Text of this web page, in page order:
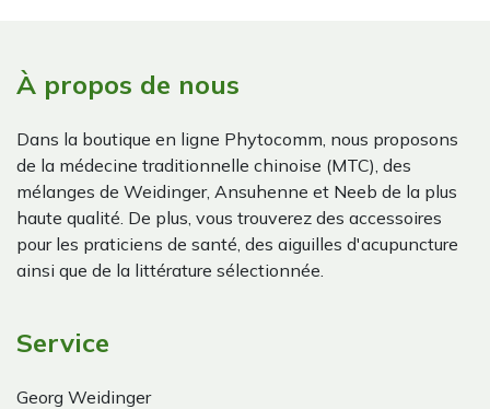
À propos de nous
Dans la boutique en ligne Phytocomm, nous proposons
de la médecine traditionnelle chinoise (MTC), des
mélanges de Weidinger, Ansuhenne et Neeb de la plus
haute qualité. De plus, vous trouverez des accessoires
pour les praticiens de santé, des aiguilles d'acupuncture
ainsi que de la littérature sélectionnée.
Service
Georg Weidinger